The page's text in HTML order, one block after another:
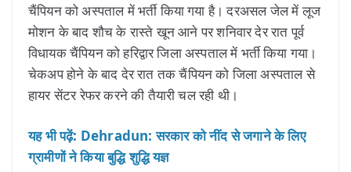
चैंपियन को अस्पताल में भर्ती किया गया है। दरअसल जेल में लूज
मोशन के बाद शौच के रास्ते खून आने पर शनिवार देर रात पूर्व
विधायक चैंपियन को हरिद्वार जिला अस्पताल में भर्ती किया गया।
चेकअप होने के बाद देर रात तक चैंपियन को जिला अस्पताल से
हायर सेंटर रेफर करने की तैयारी चल रही थी।
यह भी पढ़ें: Dehradun: सरकार को नींद से जगाने के लिए
ग्रामीणों ने किया बुद्धि शुद्धि यज्ञ